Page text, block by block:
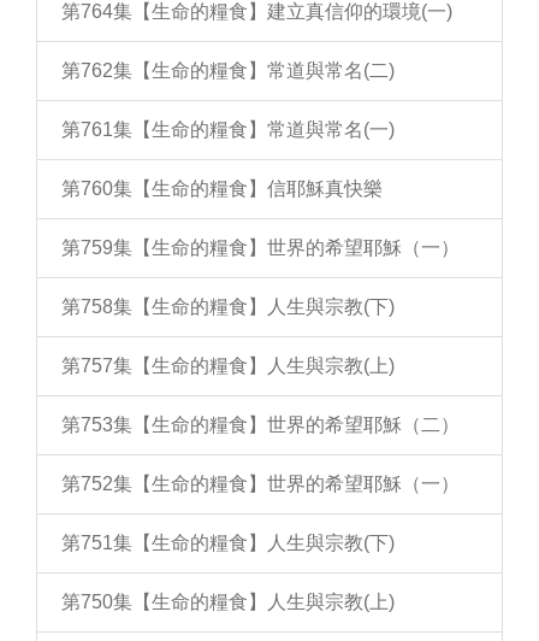
第764集【生命的糧食】建立真信仰的環境(一)
第762集【生命的糧食】常道與常名(二)
第761集【生命的糧食】常道與常名(一)
第760集【生命的糧食】信耶穌真快樂
第759集【生命的糧食】世界的希望耶穌（一）
第758集【生命的糧食】人生與宗教(下)
第757集【生命的糧食】人生與宗教(上)
第753集【生命的糧食】世界的希望耶穌（二）
第752集【生命的糧食】世界的希望耶穌（一）
第751集【生命的糧食】人生與宗教(下)
第750集【生命的糧食】人生與宗教(上)